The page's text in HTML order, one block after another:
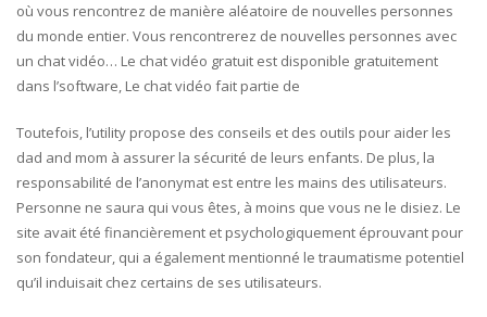
où vous rencontrez de manière aléatoire de nouvelles personnes
du monde entier. Vous rencontrerez de nouvelles personnes avec
un chat vidéo… Le chat vidéo gratuit est disponible gratuitement
dans l’software, Le chat vidéo fait partie de
Toutefois, l’utility propose des conseils et des outils pour aider les
dad and mom à assurer la sécurité de leurs enfants. De plus, la
responsabilité de l’anonymat est entre les mains des utilisateurs.
Personne ne saura qui vous êtes, à moins que vous ne le disiez. Le
site avait été financièrement et psychologiquement éprouvant pour
son fondateur, qui a également mentionné le traumatisme potentiel
qu’il induisait chez certains de ses utilisateurs.